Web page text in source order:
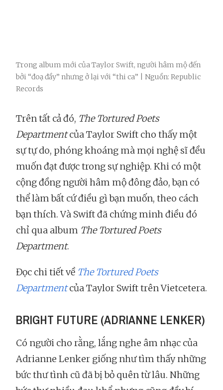
Trong album mới của Taylor Swift, người hâm mộ đến
bởi “đoạ đầy” nhưng ở lại với “thi ca” | Nguồn: Republic
Records
Trên tất cả đó, The Tortured Poets
Departmentcủa Taylor Swift cho thấy một
sự tự do, phóng khoáng mà mọi nghệ sĩ đều
muốn đạt được trong sự nghiệp. Khi có một
cộng đồng người hâm mộ đông đảo, bạn có
thể làm bất cứ điều gì bạn muốn, theo cách
bạn thích. Và Swift đã chứng minh điều đó
chỉ qua album The Tortured Poets
Department.
Đọc chi tiết về The Tortured Poets
Department của Taylor Swift trên Vietcetera.
BRIGHT FUTURE (ADRIANNE LENKER)
Có người cho rằng, lắng nghe âm nhạc của
Adrianne Lenker giống như tìm thấy những
bức thư tình cũ đã bị bỏ quên từ lâu. Những